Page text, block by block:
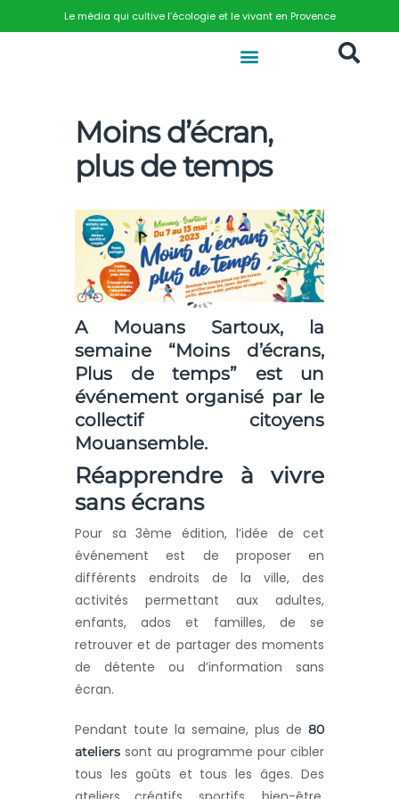
Le média qui cultive l’écologie et le vivant en Provence
Moins d’écran,
plus de temps
A Mouans Sartoux, la
semaine “Moins d’écrans,
Plus de temps” est un
événement organisé par le
collectif citoyens
Mouansemble.
Réapprendre à vivre
sans écrans
Pour sa 3ème édition, l’idée de cet
événement est de proposer en
différents endroits de la ville, des
activités permettant aux adultes,
enfants, ados et familles, de se
retrouver et de partager des moments
de détente ou d’information sans
écran.
Pendant toute la semaine, plus de 80
ateliers sont au programme pour cibler
tous les goûts et tous les âges. Des